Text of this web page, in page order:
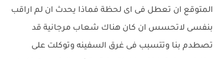
المتوقع ان تعطل فى اى لحظة فماذا يحدث ان لم اراقب
بنفسى لاتحسس ان كان هناك شعاب مرجانية قد
تصطدم بنا وتتسبب فى غرق السفينه وتوكلت على